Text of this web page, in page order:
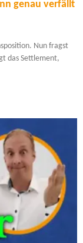
genau verfällt
Nun fragst
das Settlement,